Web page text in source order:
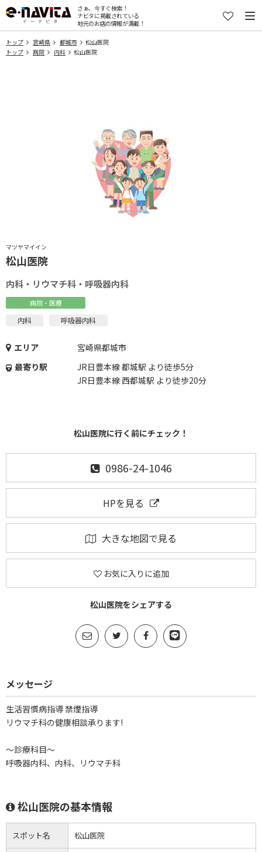
さぁ、今すぐ検索！
ナビタに掲載されている
地元のお店の情報が満載！
トップ 宮崎県 都城市
松山医院
トップ
病院 内科 松山医院
マツヤマイイン
松山医院
内科・リウマチ科・呼吸器内科
病院・医療
内科 呼吸器内科
エリア
宮崎県都城市
最寄り駅
JR日豊本線 都城駅 より徒歩5分
JR日豊本線 西都城駅 より徒歩20分
松山医院に行く前にチェック！
0986-24-1046
HPを見る
大きな地図で見る
お気に入りに追加
松山医院をシェアする
メッセージ
生活習慣病指導 禁煙指導
リウマチ科の健康相談承ります!
～診療科目～
呼吸器内科、内科、リウマチ科
松山医院の基本情報
スポット名 松山医院